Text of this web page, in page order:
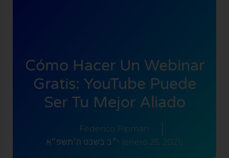
Cómo Hacer Un Webinar
Gratis: YouTube Puede
Ser Tu Mejor Aliado
Federico Pipman
י״ב בשבט ה׳תשפ״א (enero 25, 2021)